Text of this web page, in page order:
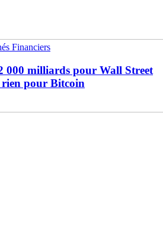
Financiers
000 milliards pour Wall Street
rien pour Bitcoin